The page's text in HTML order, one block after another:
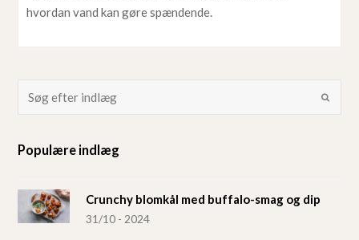
hvordan vand kan gøre spændende.
Populære indlæg
Crunchy blomkål med buffalo-smag og dip
31/10 - 2024